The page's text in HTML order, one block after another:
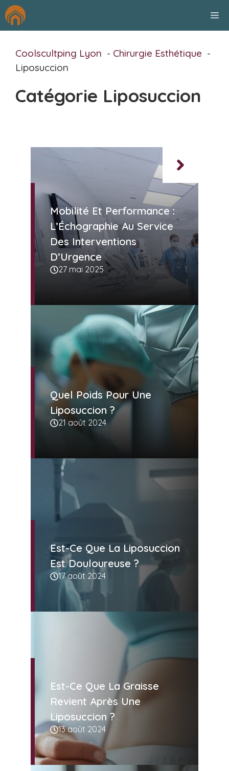
Aller
au
Coolscultping Lyon
Chirurgie Esthétique
Liposuccion
Catégorie Liposuccion
Mobilité Et Performance :
L’Échographie Au Service
Des Interventions
D’Urgence
27 mai 2025
Quel Poids Pour Une
Liposuccion ?
21 août 2024
Est-Ce Que La Liposuccion
Est Douloureuse ?
17 août 2024
Est-Ce Que La Graisse
Revient Après Une
Liposuccion ?
13 août 2024